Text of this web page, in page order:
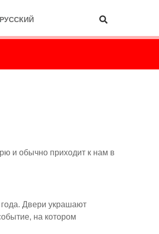
РУССКИЙ
и обычно приходит к нам в
Двери украшают
на котором